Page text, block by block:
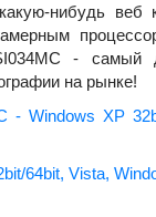
нибудь веб
- самый
на рынке!
- Windows XP
64bit, Vista,